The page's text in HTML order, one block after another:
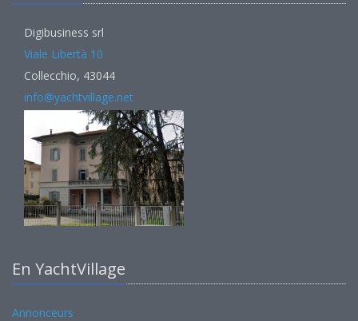
Digibusiness srl
Viale Libertà 10
Collecchio, 43044
info@yachtvillage.net
En YachtVillage
Annonceurs